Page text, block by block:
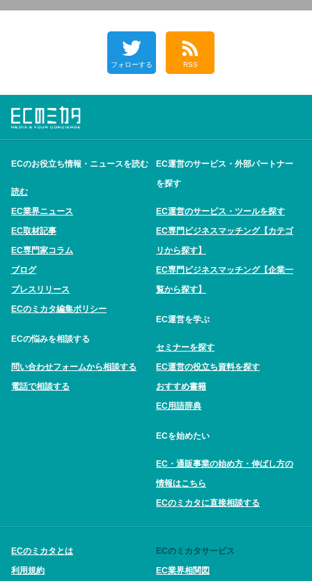
フォローする RSS
ECのお役立ち情報・ニュースを読む
読む
EC業界ニュース
EC取材記事
EC専門家コラム
ブログ
プレスリリース
ECのミカタ編集ポリシー
ECの悩みを相談する
問い合わせフォームから相談する
電話で相談する
EC運営のサービス・外部パートナー
を探す
EC運営のサービス・ツールを探す
EC専門ビジネスマッチング【カテゴ
リから探す】
EC専門ビジネスマッチング【企業一
覧から探す】
EC運営を学ぶ
セミナーを探す
EC運営の役立ち資料を探す
おすすめ書籍
EC用語辞典
ECを始めたい
EC・通販事業の始め方・伸ばし方の
情報はこちら
ECのミカタに直接相談する
ECのミカタとは
利用規約
ECのミカタサービス
EC業界相関図